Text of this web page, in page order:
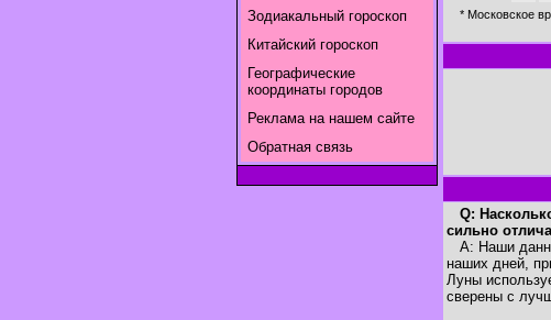
Зодиакальный гороскоп
Китайский гороскоп
Географические
координаты городов
Реклама на нашем сайте
Обратная связь
* Московское
Q:
сильно
A: Наши
наших дней,
Луны
сверены с